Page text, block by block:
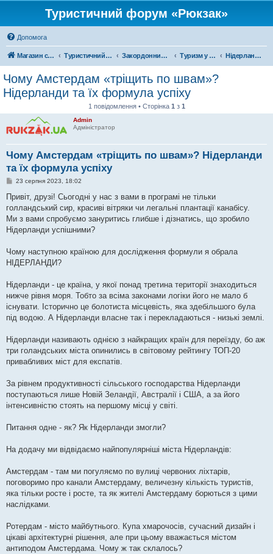
Туристичний форум «Рюкзак»
Допомога
Магазин спорядження Туристичний форум «Рюкзак» Закордонний туризм Туризм у Європі Нідерланди
Чому Амстердам «тріщить по швам»?
Нідерланди та їх формула успіху
1 повідомлення • Сторінка 1 з 1
Admin
Адміністратор
Чому Амстердам «тріщить по швам»? Нідерланди
та їх формула успіху
П
в
д
о
л
н
я
23 серпня 2023, 18:02
Привіт, друзі! Сьогодні у нас з вами в програмі не тільки
голландський сир, красиві вітряки чи легальні плантації канабісу.
Ми з вами спробуємо зануритись глибше і дізнатись, що зробило
Нідерланди успішними?
Чому наступною країною для дослідження формули я обрала
НІДЕРЛАНДИ?
Нідерланди - це країна, у якої понад третина території знаходиться
нижче рівня моря. Тобто за всіма законами логіки його не мало б
існувати. Історично це болотиста місцевість, яка здебільшого була
під водою. А Нідерланди власне так і перекладаються - низькі землі.
Нідерланди називають однією з найкращих країн для переїзду, бо аж
три голандських міста опинились в світовому рейтингу ТОП-20
привабливих міст для експатів.
За рівнем продуктивності сільського господарства Нідерланди
поступаються лише Новій Зеландії, Австралії і США, а за його
інтенсивністю стоять на першому місці у світі.
Питання одне - як? Як Нідерланди змогли?
На додачу ми відвідаємо найпопулярніші міста Нідерландів:
Амстердам - там ми погуляємо по вулиці червоних ліхтарів,
поговоримо про канали Амстердаму, величезну кількість туристів,
яка тільки росте і росте, та як жителі Амстердаму борються з цими
наслідками.
Ротердам - місто майбутнього. Купа хмарочосів, сучасний дизайн і
цікаві архітектурні рішення, але при цьому вважається містом
антиподом Амстердама. Чому ж так склалось?